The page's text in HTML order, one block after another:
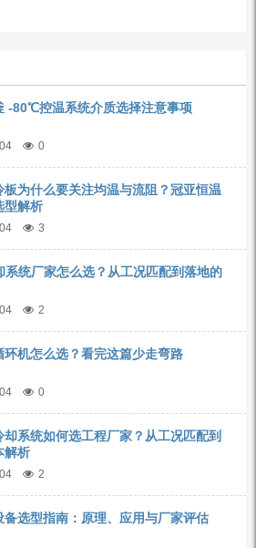
-80℃控温系统介质选择注意事项
0
板为什么要关注均温与流阻？冠亚恒温
型解析
3
系统厂家怎么选？从工况匹配到落地的
2
环机怎么选？看完这篇少走弯路
0
却系统如何选工程厂家？从工况匹配到
解析
2
备选型指南：原理、应用与厂家评估